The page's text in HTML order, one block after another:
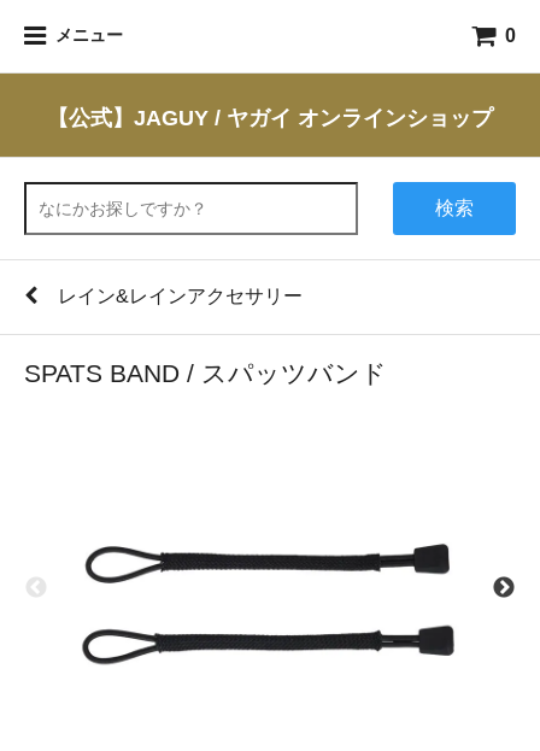
メニュー 0
【公式】JAGUY / ヤガイ オンラインショップ
検索
レイン&レインアクセサリー
SPATS BAND / スパッツバンド